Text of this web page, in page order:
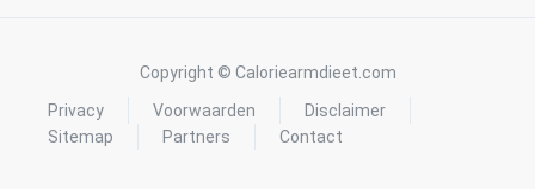
Copyright © Caloriearmdieet.com
Privacy
Voorwaarden
Disclaimer
Sitemap
Partners Contact